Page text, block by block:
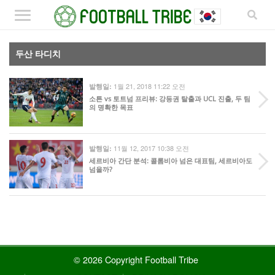
두산 타디치
발행일: 1월 21, 2018 11:22 오전
소튼 vs 토트넘 프리뷰: 강등권 탈출과 UCL 진출, 두 팀
의 명확한 목표
발행일: 11월 12, 2017 10:38 오전
세르비아 간단 분석: 콜롬비아 넘은 대표팀, 세르비아도
넘을까?
© 2026 Copyright Football Tribe